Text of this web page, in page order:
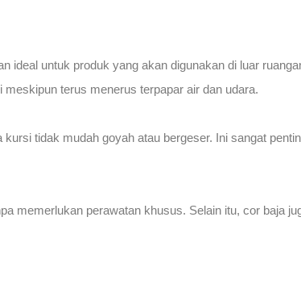
untuk produk yang akan digunakan di luar
terus menerus terpapar air dan udara.
tidak mudah goyah atau bergeser. Ini sangat
memerlukan perawatan khusus. Selain itu, cor baja